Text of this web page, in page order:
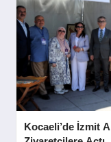
Kocaeli’de İzmit